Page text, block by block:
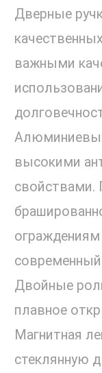
Дверные
важными
высокими
свойствами.
Двойные
плавное
Магнитная
стеклянную